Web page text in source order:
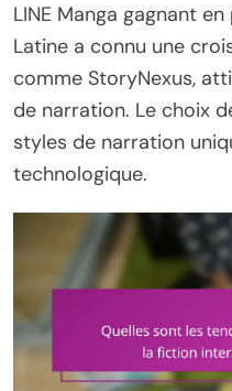
LINE Manga gagnant
Latine a connu une
comme StoryNexus,
de narration. Le choix
styles de narration
technologique.